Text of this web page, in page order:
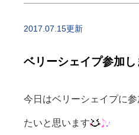
2017.07.15更新
ベリーシェイプ参加し
今日はベリーシェイプに
たいと思います